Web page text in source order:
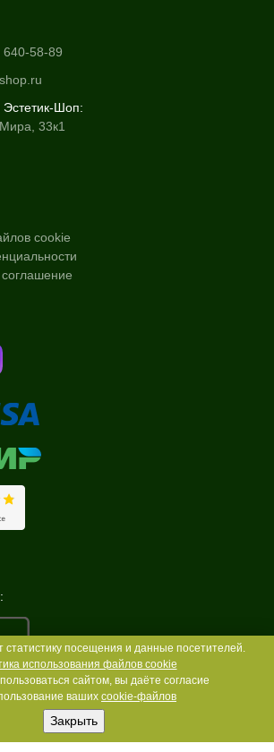
640-58-89
Эстетик-Шоп:
33к1
cookie
соглашение
статистику посещения и данные посетителей.
использования файлов cookie
сайтом, вы даёте согласие
ваших cookie-файлов
Закрыть